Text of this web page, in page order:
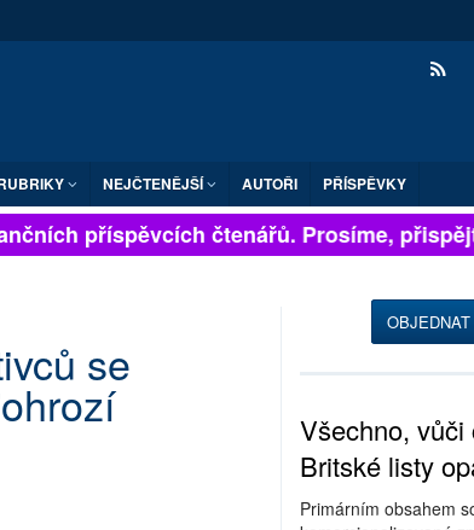
NEJČTENĚJŠÍ AUTOŘI PŘÍSPĚVKY
příspěvcích čtenářů. Prosíme,
se
Všechno, vůči
Britské listy
Primárním obsahem